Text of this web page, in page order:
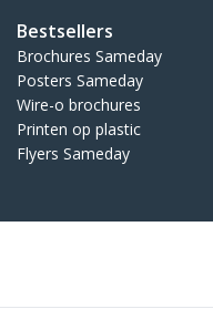
Bestsellers
Brochures Sameday
Posters Sameday
Wire-o brochures
Printen op plastic
Flyers Sameday